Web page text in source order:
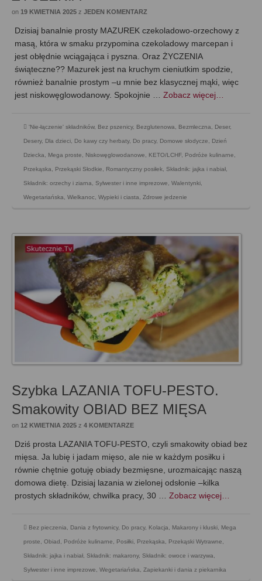
on 19 KWIETNIA 2025 z JEDEN KOMENTARZ
Dzisiaj banalnie prosty MAZUREK czekoladowo-orzechowy z
masą, która w smaku przypomina czekoladowy marcepan i
jest obłędnie wciągająca i pyszna. Oraz ŻYCZENIA
świąteczne?? Mazurek jest na kruchym cieniutkim spodzie,
również banalnie prostym –u mnie bez klasycznej mąki, więc
jest niskowęglowodanowy. Spokojnie … Zobacz więcej…
'Nie-łączenie' składników, Bez pszenicy, Bezglutenowa Bezmleczna Deser,
Desery, Dla dzieci Do kawy czy herbaty, Do pracy, Domowe słodycze Dzień
Dziecka Mega proste Niskowęglowodanowe, KETO/LCHF, Podróże kulinarne
Przekąska Przekąski Słodkie Romantyczny posiłek Składnik: jajka i nabiał
Składnik: orzechy i ziarna Sylwester i inne imprezowe Walentynki
Wegetariańska Wielkanoc Wypieki i ciasta Zdrowe jedzenie
Szybka LAZANIA TOFU-PESTO.
Smakowity OBIAD BEZ MIĘSA
on 12 KWIETNIA 2025 z 4 KOMENTARZE
Dziś prosta LAZANIA TOFU-PESTO, czyli smakowity obiad bez
mięsa. Ja lubię i jadam mięso, ale nie w każdym posiłku i
równie chętnie gotuję obiady bezmięsne, urozmaicając naszą
domowa dietę. Dzisiaj lazania w zielonej odsłonie –kilka
prostych składników, chwilka pracy, 30 … Zobacz więcej…
Bez pieczenia Dania z frytownicy, Do pracy, Kolacja Makarony i kluski Mega
proste Obiad Podróże kulinarne Posiłki Przekąska Przekąski Wytrawne
Składnik: jajka i nabiał Składnik: makarony, Składnik: owoce i warzywa
Sylwester i inne imprezowe Wegetariańska Zapiekanki i dania z piekarnika